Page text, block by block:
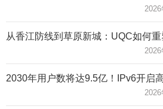
从香江防线到草原新城：UQC如何
2030年用户数将达9.5亿！IPv6开启